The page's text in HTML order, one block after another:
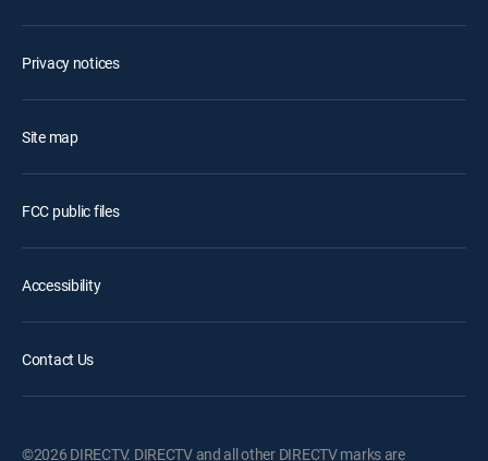
Privacy notices
Site map
FCC public files
Accessibility
Contact Us
©2026 DIRECTV. DIRECTV and all other DIRECTV marks are